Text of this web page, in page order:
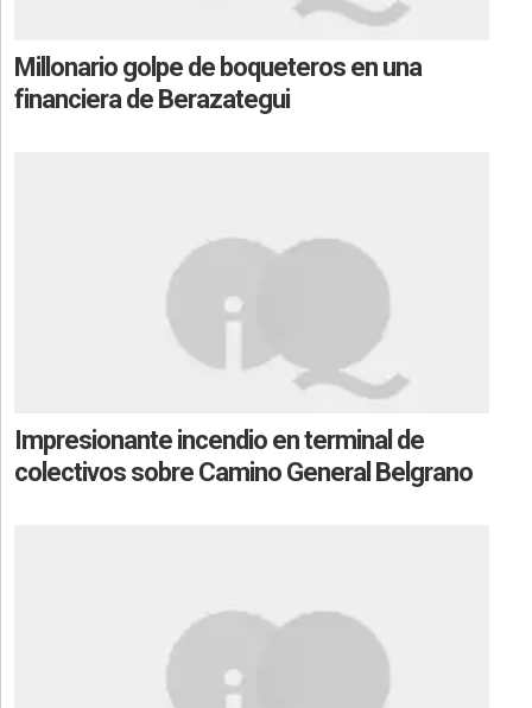
Millonario golpe de boqueteros en una
financiera de Berazategui
Impresionante incendio en terminal de
colectivos sobre Camino General Belgrano